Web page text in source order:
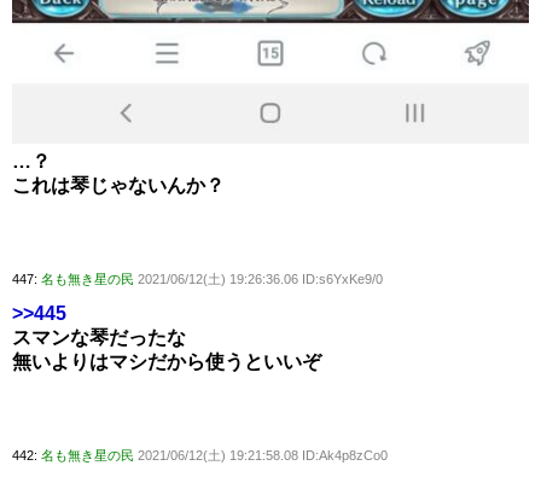
…？
これは琴じゃないんか？
447: 名も無き星の民 2021/06/12(土) 19:26:36.06 ID:s6YxKe9/0
>>445
スマンな琴だったな
無いよりはマシだから使うといいぞ
442: 名も無き星の民 2021/06/12(土) 19:21:58.08 ID:Ak4p8zCo0